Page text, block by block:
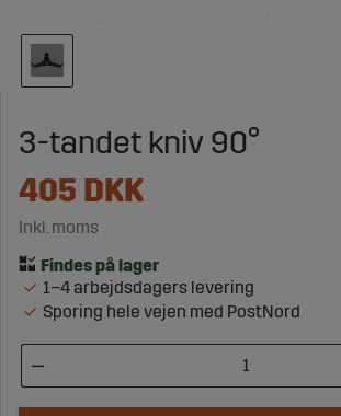
3-tandet kniv 90°
405 DKK
Inkl. moms
1–4 arbejdsdagers levering
Sporing hele vejen med PostNord